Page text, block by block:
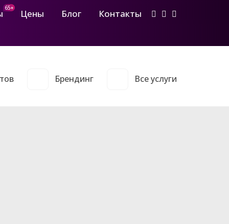
65+ Цены Блог Контакты
Брендинг Все услуги